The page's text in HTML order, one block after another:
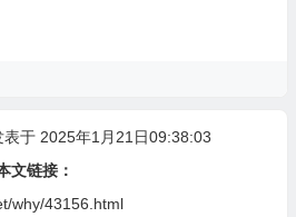
于 2025年1月21日09:38:03
文链接：
why/43156.html